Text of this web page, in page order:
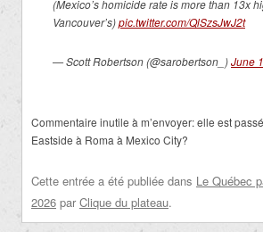
(Mexico’s homicide rate is more than 13x
Vancouver’s)pic.twitter.com/QlSzsJwJ2t
— Scott Robertson (@sarobertson_)June
Commentaire inutile à m’envoyer: elle est
Eastside à Roma à Mexico City?
Cette entrée a été publiée dans Le Québec
2026 par Clique du plateau.